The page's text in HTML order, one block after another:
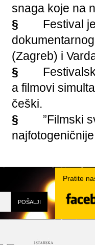
snaga koje na
§ Festival
(Zagreb) i
§
a filmovi
češki.
§ ”Filmski
Pratite
YouTube